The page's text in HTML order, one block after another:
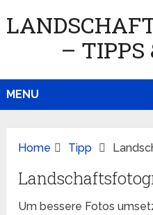
– TIPPS
MENU
Home Tipp
Um bessere Fotos